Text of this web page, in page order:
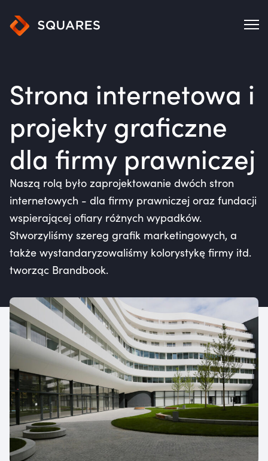
Strona internetowa i
projekty graficzne
dla firmy prawniczej
Naszą rolą było zaprojektowanie dwóch stron
internetowych - dla firmy prawniczej oraz fundacji
wspierającej ofiary różnych wypadków.
Stworzyliśmy szereg grafik marketingowych, a
także wystandaryzowaliśmy kolorystykę firmy itd.
tworząc Brandbook.